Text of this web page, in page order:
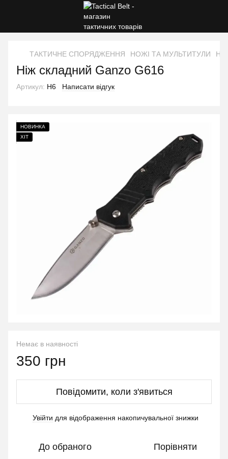
ТАКТИЧНЕ СПОРЯДЖЕННЯ НОЖІ ТА МУЛЬТИТУЛИ
Ніж складний Ganzo G616
Артикул: Н6 Написати відгук
НОВИНКА
ХІТ
Немає в наявності
350 грн
Повідомити, коли з'явиться
Увійти для відображення накопичувальної знижки
До обраного Порівняти